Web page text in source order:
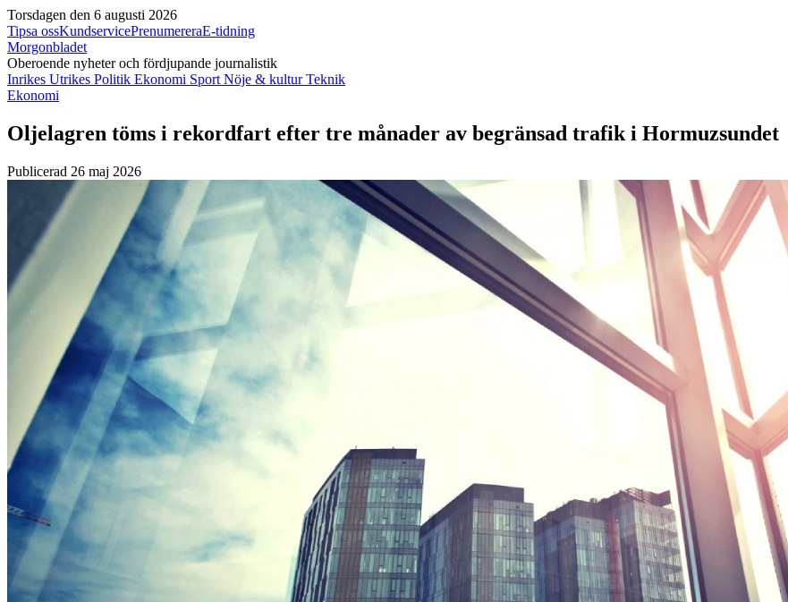
Torsdagen den 6 augusti 2026
Tipsa ossKundservicePrenumereraE-tidning
Morgonbladet
Oberoende nyheter och fördjupande journalistik
Inrikes Utrikes Politik Ekonomi Sport Nöje & kulturTeknik
Ekonomi
Oljelagren töms i rekordfart efter tre månader av begränsad trafik i Hormuzsundet
Publicerad 26 maj 2026